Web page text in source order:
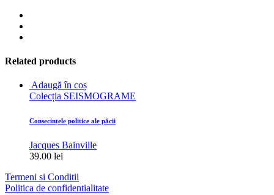
Related products
Adaugă în coș
Colecția SEISMOGRAME
Consecințele politice ale păcii
Jacques Bainville
39.00 lei
Termeni si Conditii
Politica de confidentialitate